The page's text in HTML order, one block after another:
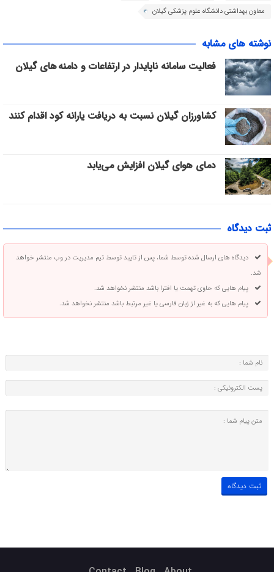
معاون بهداشتی دانشگاه علوم پزشکی گیلان
نوشته های مشابه
فعالیت سامانه ناپایدار در ارتفاعات و دامنه های گیلان
کشاورزان گیلان نسبت به دریافت یارانه کود اقدام کنند
دمای هوای گیلان افزایش می‌یابد
ثبت دیدگاه
دیدگاه های ارسال شده توسط شما، پس از تایید توسط تیم مدیریت در وب منتشر خواهد
شد.
پیام هایی که حاوی تهمت یا افترا باشد منتشر نخواهد شد.
پیام هایی که به غیر از زبان فارسی یا غیر مرتبط باشد منتشر نخواهد شد.